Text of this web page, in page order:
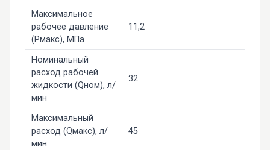
Максимальное
рабочее давление
(Pмакс), МПа
11,2
Номинальный
расход рабочей
жидкости (Qном), л/
мин
32
Максимальный
расход (Qмакс), л/
мин
45